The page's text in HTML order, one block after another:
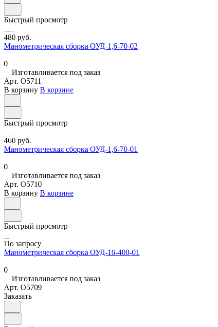
Быстрый просмотр
480 руб.
Манометрическая сборка ОУД-1,6-70-02
0
Изготавливается под заказ
Арт. O5711
В корзину В корзине
Быстрый просмотр
460 руб.
Манометрическая сборка ОУД-1,6-70-01
0
Изготавливается под заказ
Арт. O5710
В корзину В корзине
Быстрый просмотр
По запросу
Манометрическая сборка ОУД-16-400-01
0
Изготавливается под заказ
Арт. O5709
Заказать